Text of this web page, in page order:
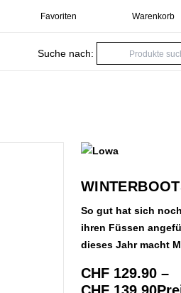
Favoriten Warenkorb
Suche nach:
So gut hat sich
ihren Füssen
dieses Jahr macht
CHF129.90 –